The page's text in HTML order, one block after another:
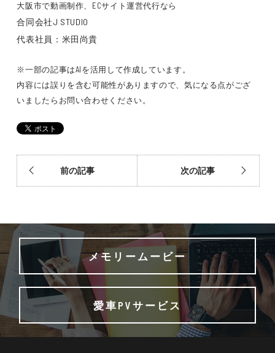
大阪市で動画制作、ECサイト運営代行なら
合同会社J STUDIO
代表社員：米田尚貴
※一部の記事はAIを活用して作成しています。
内容には誤りを含む可能性がありますので、気になる点がござ
いましたらお問い合わせください。
前の記事 次の記事
メモリームービー
愛車PVサービス